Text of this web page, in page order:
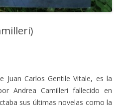
Juan Carlos Gentile Vitale, es la
Andrea Camilleri fallecido en
sus últimas novelas como la